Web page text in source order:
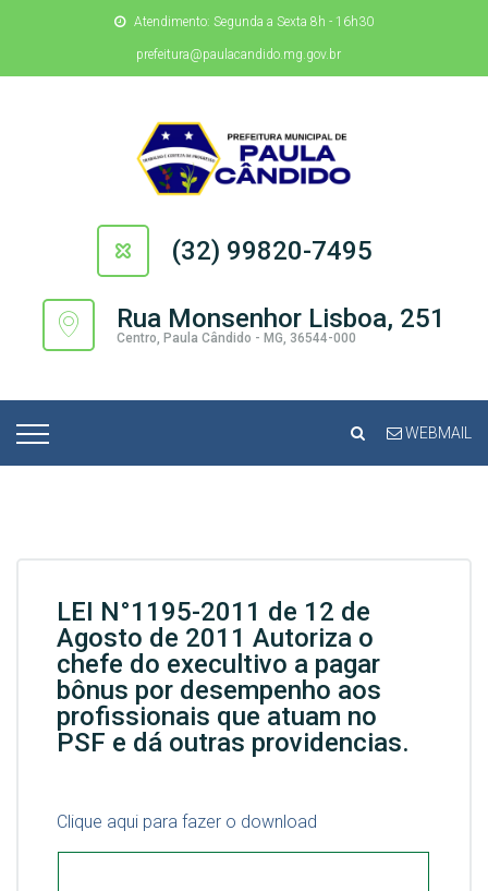
Atendimento: Segunda a Sexta 8h - 16h30
prefeitura@paulacandido.mg.gov.br
(32) 99820-7495
Rua Monsenhor Lisboa, 251
Centro, Paula Cândido - MG, 36544-000
WEBMAIL
LEI N°1195-2011 de 12 de
Agosto de 2011 Autoriza o
chefe do execultivo a pagar
bônus por desempenho aos
profissionais que atuam no
PSF e dá outras providencias.
Clique aqui para fazer o download